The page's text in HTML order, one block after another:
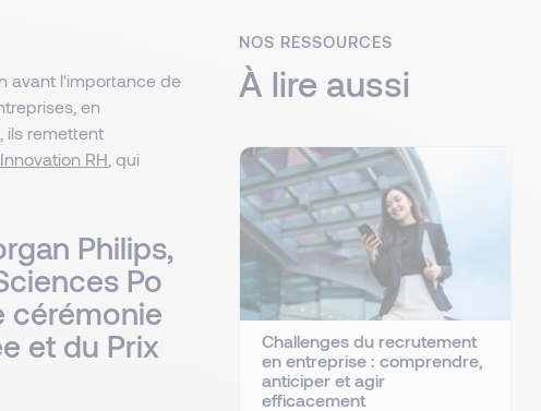
avant l'importance de
en
ils remettent
RH , qui
Philips,
Po
cérémonie
et du Prix
NOS RESSOURCES
À lire aussi
Challenges du recrutement
en entreprise : comprendre,
anticiper et agir
efficacement